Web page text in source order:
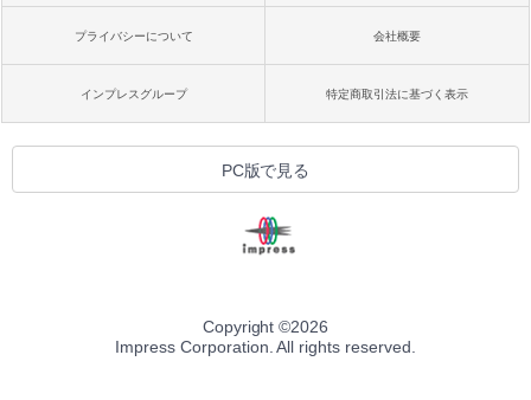
プライバシーについて 会社概要
インプレスグループ 特定商取引法に基づく表示
PC版で見る
Copyright ©2026
Impress Corporation. All rights reserved.